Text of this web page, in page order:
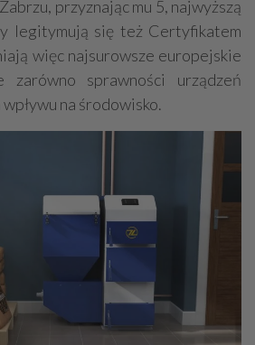
przyznając mu 5, najwyższą
legitymują się też Certyfikatem
więc najsurowsze europejskie
zarówno sprawności urządzeń
na środowisko.